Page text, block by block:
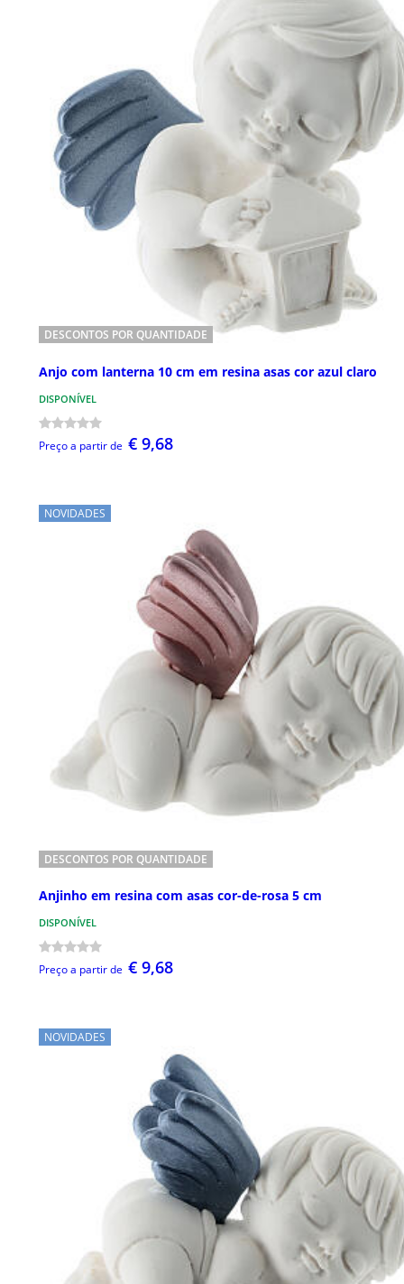
DESCONTOS POR QUANTIDADE
Anjo com lanterna 10 cm em resina asas cor azul claro
DISPONÍVEL
Preço a partir de € 9,68
NOVIDADES
DESCONTOS POR QUANTIDADE
Anjinho em resina com asas cor-de-rosa 5 cm
DISPONÍVEL
Preço a partir de € 9,68
NOVIDADES